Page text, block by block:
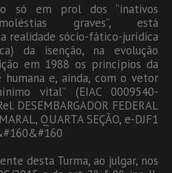
só em prol dos “inativos
graves”, está
realidade sócio-fático-jurídica
da isenção, na evolução
em 1988 os princípios da
humana e, ainda, com o vetor
vital” (EIAC 0009540-
DESEMBARGADOR FEDERAL
QUARTA SEÇÃO, e-DJF1
desta Turma, ao julgar, nos